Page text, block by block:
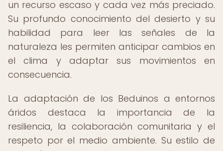
un recurso escaso y cada vez más preciado.
Su profundo conocimiento del desierto y su
habilidad para leer las señales de la
naturaleza les permiten anticipar cambios en
el clima y adaptar sus movimientos en
consecuencia.
La adaptación de los Beduinos a entornos
áridos destaca la importancia de la
resiliencia, la colaboración comunitaria y el
respeto por el medio ambiente. Su estilo de